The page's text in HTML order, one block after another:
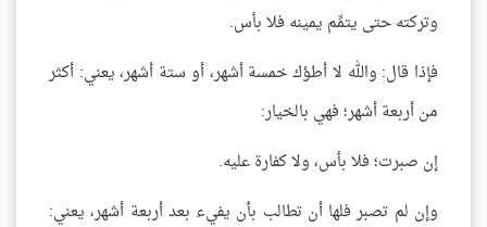
وتركته حتى يتمِّم يمينه فلا بأس.
فإذا قال: والله لا أطؤك خمسة أشهر، أو ستة أشهر، يعني: أكثر
من أربعة أشهر؛ فهي بالخيار:
إن صبرت؛ فلا بأس، ولا كفارة عليه.
وإن لم تصبر فلها أن تطالب بأن يفيء بعد أربعة أشهر، يعني: